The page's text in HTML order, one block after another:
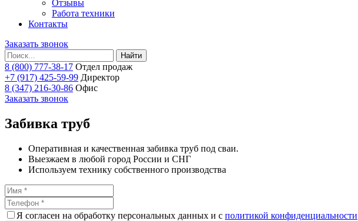
Отзывы
Работа техники
Контакты
Заказать звонок
Найти
8 (800) 777-38-17 Отдел продаж
+7 (917) 425-59-99 Директор
8 (347) 216-30-86 Офис
Заказать звонок
Забивка труб
Оперативная и качественная забивка труб под сваи.
Выезжаем в любой город России и СНГ
Используем технику собственного производства
Я согласен на обработку персональных данных и с политикой конфиденциальности